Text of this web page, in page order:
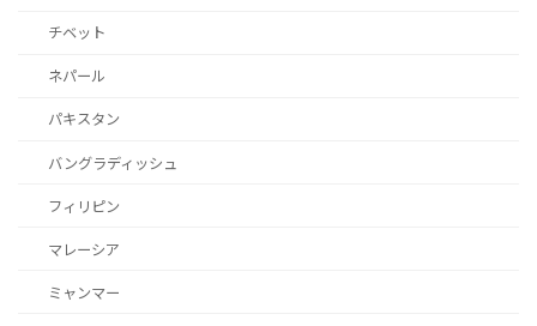
チベット
ネパール
パキスタン
バングラディッシュ
フィリピン
マレーシア
ミャンマー